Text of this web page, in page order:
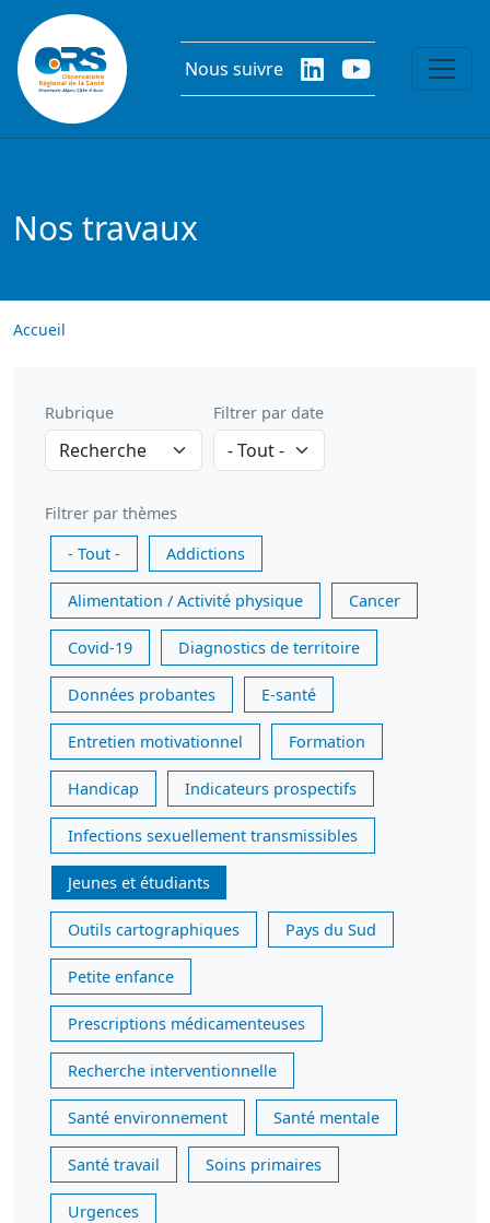
Aller au contenu principal
Nous suivre
Nos travaux
Accueil
Rubrique Filtrer par date
Filtrer par thèmes
- Tout -
Addictions
Alimentation / Activité physique Cancer
Covid-19 Diagnostics de territoire
Données probantes E-santé
Entretien motivationnel Formation
Handicap Indicateurs prospectifs
Infections sexuellement transmissibles
Jeunes et étudiants
Outils cartographiques Pays du Sud
Petite enfance
Prescriptions médicamenteuses
Recherche interventionnelle
Santé environnement Santé mentale
Santé travail Soins primaires
Urgences